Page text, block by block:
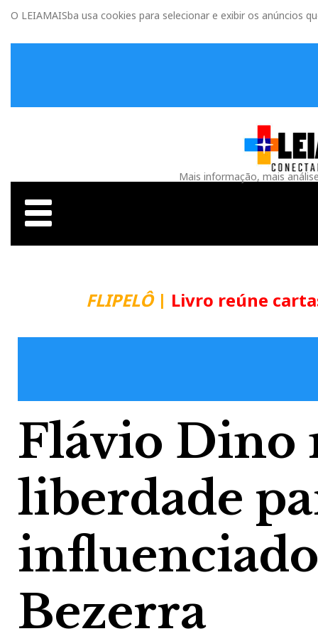
O LEIAMAISba usa cookies para selecionar e exibir os anúncios
Mais informação, mais
FLIPELÔ| Livro reúne
Flávio Dino
liberdade
Bezerra